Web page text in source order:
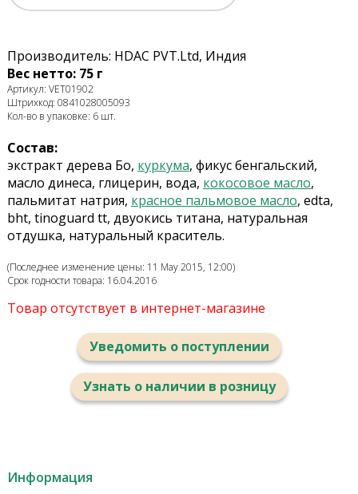
Производитель: HDAC PVT.Ltd, Индия
Вес нетто: 75 г
Артикул: VET01902
Штрихкод: 0841028005093
Кол-во в упаковке: 6 шт.
Состав:
экстракт дерева Бо, куркума, фикус бенгальский,
масло динеса, глицерин, вода, кокосовое масло,
пальмитат натрия, красное пальмовое масло, edta,
bht, tinoguard tt, двуокись титана, натуральная
отдушка, натуральный краситель.
(Последнее изменение цены: 11 May 2015, 12:00)
Срок годности товара: 16.04.2016
Товар отсутствует в интернет-магазине
Уведомить о поступлении
Узнать о наличии в розницу
Информация